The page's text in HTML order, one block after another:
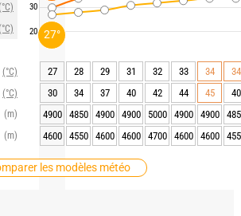
(°C)
(°C)
(m)
(m)
les modèles météo
30
20
27 28 29 31 32 33 34
34
30
34 37 40 42 44 45
40
4900
4850 4900 4900 5000 4900 4900
4600
4550 4600 4600 4700 4600 4600
27°